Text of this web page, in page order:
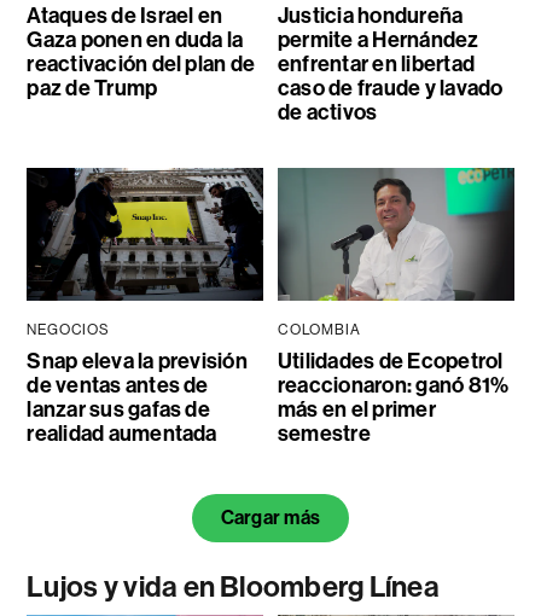
Ataques de Israel en
Gaza ponen en duda la
reactivación del plan de
paz de Trump
Justicia hondureña
permite a Hernández
enfrentar en libertad
caso de fraude y lavado
de activos
NEGOCIOS
Snap eleva la previsión
de ventas antes de
lanzar sus gafas de
realidad aumentada
COLOMBIA
Utilidades de Ecopetrol
reaccionaron: ganó 81%
más en el primer
semestre
Cargar más
Lujos y vida en Bloomberg Línea